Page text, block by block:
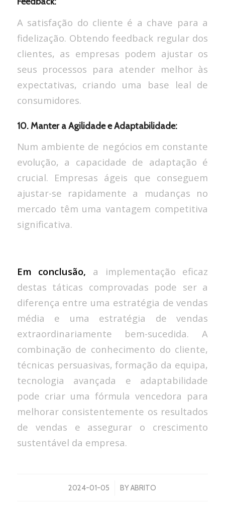
A satisfação do cliente é a chave para a
fidelização. Obtendo feedback regular dos
clientes, as empresas podem ajustar os
seus processos para atender melhor às
expectativas, criando uma base leal de
consumidores.
10. Manter a Agilidade e Adaptabilidade:
Num ambiente de negócios em constante
evolução, a capacidade de adaptação é
crucial. Empresas ágeis que conseguem
ajustar-se rapidamente a mudanças no
mercado têm uma vantagem competitiva
significativa.
Em conclusão, a implementação eficaz
destas táticas comprovadas pode ser a
diferença entre uma estratégia de vendas
média e uma estratégia de vendas
extraordinariamente bem-sucedida. A
combinação de conhecimento do cliente,
técnicas persuasivas, formação da equipa,
tecnologia avançada e adaptabilidade
pode criar uma fórmula vencedora para
melhorar consistentemente os resultados
de vendas e assegurar o crescimento
sustentável da empresa.
2024-01-05
/ BYABRITO